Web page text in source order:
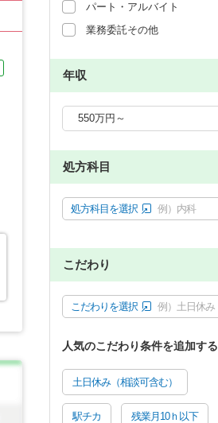
パート・アルバイト
業務委託その他
年収
処方科目
処方科目を選択 例）内科
こだわり
こだわりを選択 例）土日休み
人気のこだわり条件を追加する
土日休み（相談可含む）
駅チカ 残業月10ｈ以下